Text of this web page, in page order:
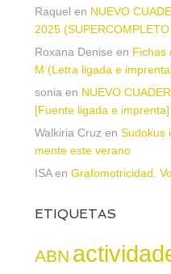
Raquel en NUEVO
2025
Roxana Denise en Fichas
M (Letra ligada e
sonia en NUEVO
[Fuente ligada e imprenta]
Walkiria Cruz en Sudokus
mente este verano
ISAen Grafomotricidad.
ETIQUETAS
ABN